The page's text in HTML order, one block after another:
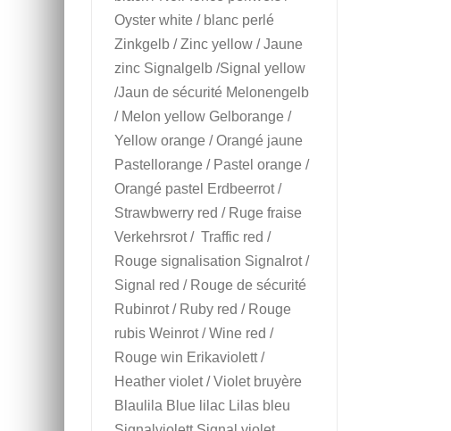
Oyster white / blanc perlé
Zinkgelb / Zinc yellow / Jaune
zinc Signalgelb /Signal yellow
/Jaun de sécurité Melonengelb
/ Melon yellow Gelborange /
Yellow orange / Orangé jaune
Pastellorange / Pastel orange /
Orangé pastel Erdbeerrot /
Strawbwerry red / Ruge fraise
Verkehrsrot / Traffic red /
Rouge signalisation Signalrot /
Signal red / Rouge de sécurité
Rubinrot / Ruby red / Rouge
rubis Weinrot / Wine red /
Rouge win Erikaviolett /
Heather violet / Violet bruyère
Blaulila Blue lilac Lilas bleu